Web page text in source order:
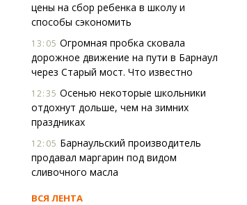
цены на сбор ребенка в школу и
способы сэкономить
13:05 Огромная пробка сковала
дорожное движение на пути в Барнаул
через Старый мост. Что известно
12:35 Осенью некоторые школьники
отдохнут дольше, чем на зимних
праздниках
12:05 Барнаульский производитель
продавал маргарин под видом
сливочного масла
ВСЯ ЛЕНТА